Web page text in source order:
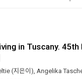
in Tuscany.
(지은이), Angelika